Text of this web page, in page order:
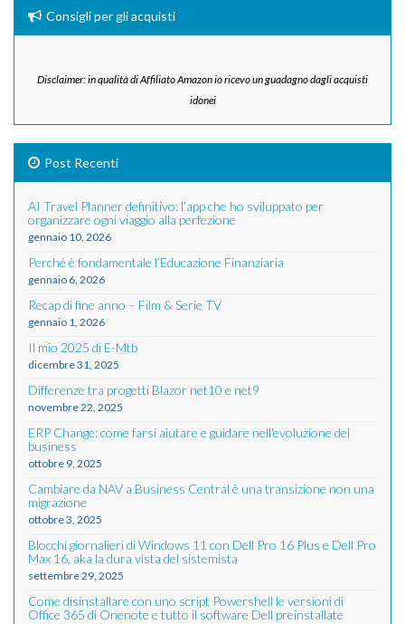
Consigli per gli acquisti
Disclaimer: in qualità di Affiliato Amazon io ricevo un guadagno dagli acquisti
idonei
Post Recenti
AI Travel Planner definitivo: l’app che ho sviluppato per
organizzare ogni viaggio alla perfezione
gennaio 10, 2026
Perché è fondamentale l’Educazione Finanziaria
gennaio 6, 2026
Recap di fine anno – Film & Serie TV
gennaio 1, 2026
Il mio 2025 di E-Mtb
dicembre 31, 2025
Differenze tra progetti Blazor net10 e net9
novembre 22, 2025
ERP Change: come farsi aiutare e guidare nell'evoluzione del
business
ottobre 9, 2025
Cambiare da NAV a Business Central è una transizione non una
migrazione
ottobre 3, 2025
Blocchi giornalieri di Windows 11 con Dell Pro 16 Plus e Dell Pro
Max 16, aka la dura vista del sistemista
settembre 29, 2025
Come disinstallare con uno script Powershell le versioni di
Office 365 di Onenote e tutto il software Dell preinstallate